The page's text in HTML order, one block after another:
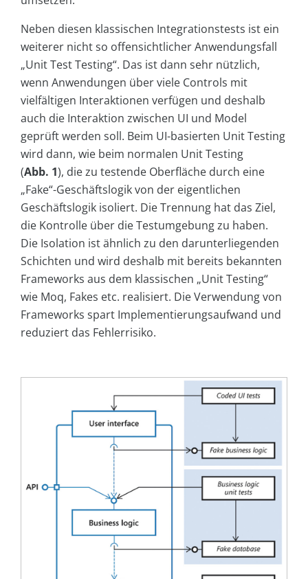
Neben diesen klassischen Integrationstests ist ein
weiterer nicht so offensichtlicher Anwendungsfall
„Unit Test Testing“. Das ist dann sehr nützlich,
wenn Anwendungen über viele Controls mit
vielfältigen Interaktionen verfügen und deshalb
auch die Interaktion zwischen UI und Model
geprüft werden soll. Beim UI-basierten Unit Testing
wird dann, wie beim normalen Unit Testing
(Abb. 1), die zu testende Oberfläche durch eine
„Fake“-Geschäftslogik von der eigentlichen
Geschäftslogik isoliert. Die Trennung hat das Ziel,
die Kontrolle über die Testumgebung zu haben.
Die Isolation ist ähnlich zu den darunterliegenden
Schichten und wird deshalb mit bereits bekannten
Frameworks aus dem klassischen „Unit Testing“
wie Moq, Fakes etc. realisiert. Die Verwendung von
Frameworks spart Implementierungsaufwand und
reduziert das Fehlerrisiko.